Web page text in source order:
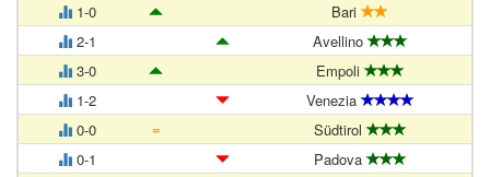
1-0
Bari
2-1
Avellino
3-0
Empoli
1-2
Venezia
0-0
=
Südtirol
0-1
Padova